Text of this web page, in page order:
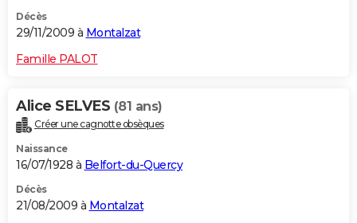
Décès
29/11/2009 à Montalzat
Famille PALOT
Alice SELVES (81 ans)
Créer une cagnotte obsèques
Naissance
16/07/1928 à Belfort-du-Quercy
Décès
21/08/2009 à Montalzat